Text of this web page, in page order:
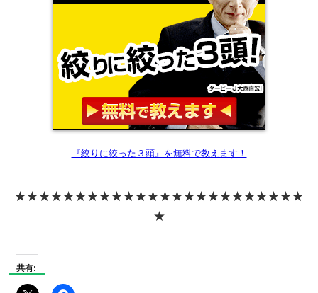
『絞りに絞った３頭』を無料で教えます！
★★★★★★★★★★★★★★★★★★★★★★★★
★
共有: